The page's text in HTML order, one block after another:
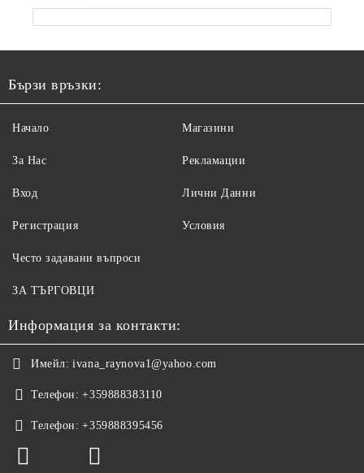
Бързи връзки:
Начало
За Нас
Вход
Регистрация
Магазини
Рекламации
Лични Данни
Условия
Често задавани въпроси
ЗА ТЪРГОВЦИ
Информация за контакти:
Имейл: ivana_raynova1@yahoo.com
Телефон: +359888383110
Телефон: +359888395456